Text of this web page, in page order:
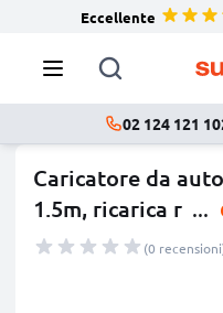
Eccellente
02 124 121
Caricatore da
1.5m, ricarica r ...
(0